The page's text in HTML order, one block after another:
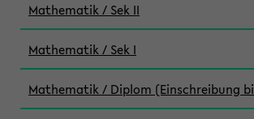
Mathematik / Sek II
Mathematik / Sek I
Mathematik / Diplom (Einschreibung